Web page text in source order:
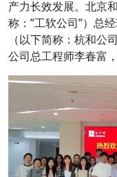
产力长效发展。北京
称：”工软公司”）总
（以下简称：杭和公
公司总工程师李春富